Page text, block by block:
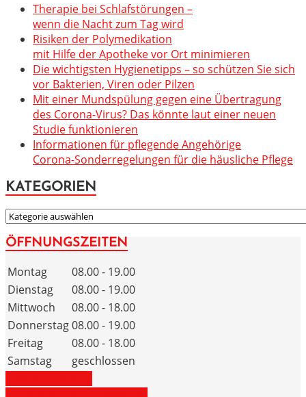
Therapie bei Schlafstörungen –
wenn die Nacht zum Tag wird
Risiken der Polymedikation
mit Hilfe der Apotheke vor Ort minimieren
Die wichtigsten Hygienetipps – so schützen Sie sich
vor Bakterien, Viren oder Pilzen
Mit einer Mundspülung gegen eine Übertragung
des Corona-Virus? Das könnte laut einer neuen
Studie funktionieren
Informationen für pflegende Angehörige
Corona-Sonderregelungen für die häusliche Pflege
KATEGORIEN
KATEGORIEN
ÖFFNUNGSZEITEN
Montag
08.00 - 19.00
Dienstag
08.00 - 19.00
Mittwoch
08.00 - 18.00
Donnerstag08.00 - 19.00
Freitag
08.00 - 18.00
Samstag
geschlossen